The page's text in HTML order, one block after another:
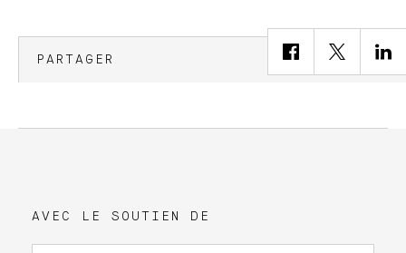
PARTAGER
AVEC LE SOUTIEN DE